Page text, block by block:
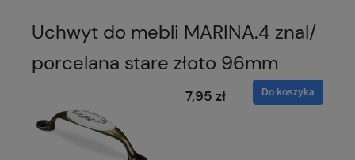
Uchwyt do mebli MARINA.4 znal/
porcelana stare złoto 96mm
7,95 zł Do koszyka